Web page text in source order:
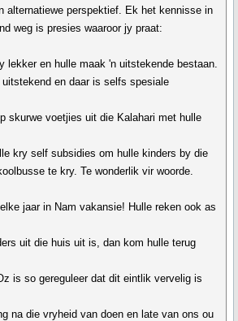
alternatiewe perspektief. Ek het kennisse in
weg is presies waaroor jy praat:
lekker en hulle maak 'n uitstekende bestaan.
en daar is selfs spesiale
skurwe voetjies uit die Kalahari met hulle
kry self subsidies om hulle kinders by die
te kry. Te wonderlik vir woorde.
jaar in Nam vakansie! Hulle reken ook as
uit die huis uit is, dan kom hulle terug
is so gereguleer dat dit eintlik vervelig is
na die vryheid van doen en late van ons ou